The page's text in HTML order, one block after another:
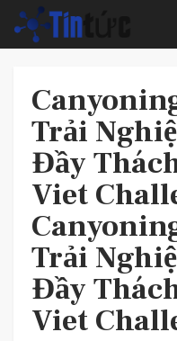
Trải
Đầy
Viet
Trải
Đầy
Viet